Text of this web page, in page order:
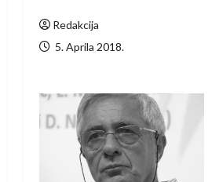
Redakcija
5. Aprila 2018.